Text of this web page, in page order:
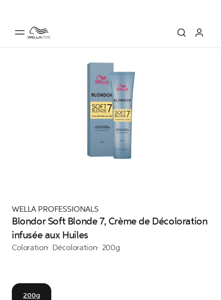
WELLA PROFESSIONALS
Blondor Soft Blonde 7, Crème de Décoloration
infusée aux Huiles
Coloration Décoloration 200g
200g